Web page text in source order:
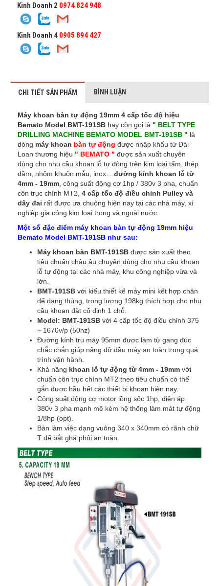
Kinh Doanh 2 0974 824 948
Kinh Doanh 4 0905 894 427
CHI TIẾT SẢN PHẨM BÌNH LUẬN
Máy khoan bàn tự động 19mm 4 cấp tốc độ hiệu
Bemato Model BMT-191SB hay còn gọi là " BELT TYPE
DRILLING MACHINE BEMATO MODEL BMT-191SB " là
dòng máy khoan bàn tự động được nhập khẩu từ Đài
Loan thương hiệu " BEMATO " được sản xuất chuyên
dùng cho nhu cầu khoan lỗ tự động trên kim loại tấm, thép
dầm, nhôm khuôn mẫu, inox.... đường kính khoan lỗ từ
4mm - 19mm , công suất động cơ 1hp / 380v 3 pha, chuẩn
côn trục chính MT2, 4 cấp tốc độ điều chỉnh Pulley và
dây đai rất được ưa chuộng hiện nay tại các nhà máy, xí
nghiệp gia công kim loại trong và ngoài nước.
Một số đặc điểm máy khoan bàn tự động 19mm hiệu
Bemato Model BMT-191SB như sau:
Máy khoan bàn BMT-191SB được sản xuất theo
tiêu chuẩn châu âu chuyên dùng cho nhu cầu khoan
lỗ tự động tại các nhà máy, khu công nghiệp vừa và
lớn.
BMT-191SB với kiểu thiết kế máy mini kết hợp chân
đế dạng thùng, trọng lượng 198kg thích hợp cho nhu
cầu khoan đặt cố định 1 chỗ.
Model: BMT-191SB với 4 cấp tốc độ điều chỉnh 375
~ 1670v/p (50hz)
Đường kính trụ máy 95mm được làm từ gang đúc
chắc chắn giúp nâng đỡ đầu máy an toàn trong quá
trình vận hành.
Khả năng khoan lỗ tự động từ 4mm - 19mm với
chuẩn côn trục chính MT2 theo tiêu chuẩn có thể
gắn được hầu hết các thiết bị khoan hiện nay.
Công suất động cơ motor lồng sốc 1hp, điện áp
380v 3 pha mạnh mẽ kèm hệ thống làm mát tự động
1/8hp (opt).
Bàn làm việc dạng vuông 340 x 340mm có rãnh chữ
T để bắt ghá phôi an toàn.